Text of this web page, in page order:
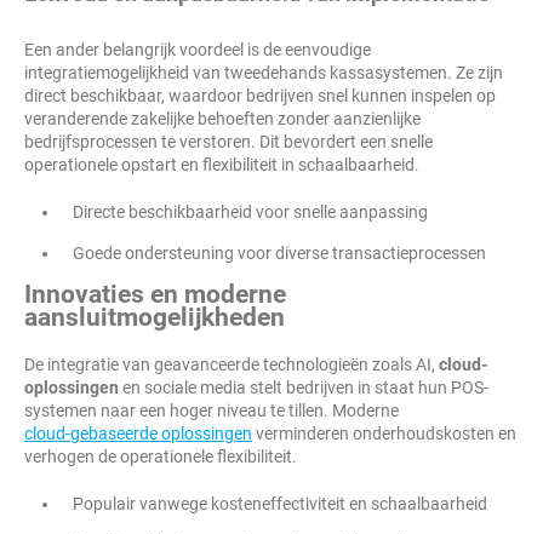
Een ander belangrijk voordeel is de eenvoudige
integratiemogelijkheid van tweedehands kassasystemen. Ze zijn
direct beschikbaar, waardoor bedrijven snel kunnen inspelen op
veranderende zakelijke behoeften zonder aanzienlijke
bedrijfsprocessen te verstoren. Dit bevordert een snelle
operationele opstart en flexibiliteit in schaalbaarheid.
Directe beschikbaarheid voor snelle aanpassing
Goede ondersteuning voor diverse transactieprocessen
Innovaties en moderne
aansluitmogelijkheden
De integratie van geavanceerde technologieën zoals AI, cloud-
oplossingen en sociale media stelt bedrijven in staat hun POS-
systemen naar een hoger niveau te tillen. Moderne
cloud-gebaseerde oplossingen verminderen onderhoudskosten en
verhogen de operationele flexibiliteit.
Populair vanwege kosteneffectiviteit en schaalbaarheid